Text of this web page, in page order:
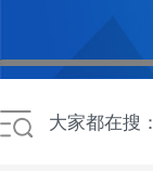
大家都在搜：